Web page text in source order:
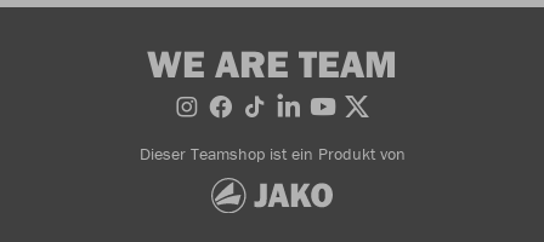
WE ARE TEAM
Dieser Teamshop ist ein Produkt von